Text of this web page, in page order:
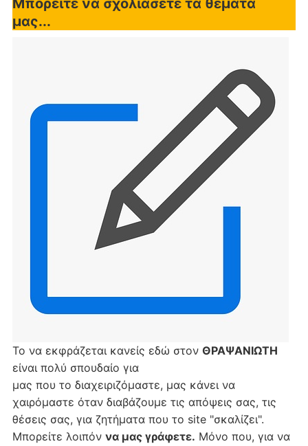
Μπορείτε να σχολιάσετε τα θέματα
μας...
Το να εκφράζεται κανείς εδώ στον ΘΡΑΨΑΝΙΩΤΗ
είναι πολύ σπουδαίο για
μας που το διαχειριζόμαστε, μας κάνει να
χαιρόμαστε όταν διαβάζουμε τις απόψεις σας, τις
θέσεις σας, για ζητήματα που το site "σκαλίζει".
Μπορείτε λοιπόν να μας γράφετε. Μόνο που, για να